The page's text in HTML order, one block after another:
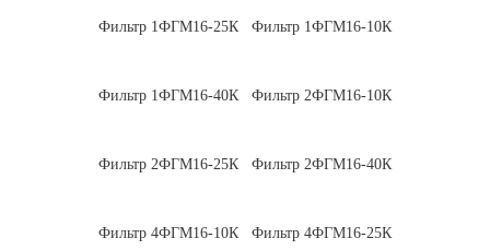
Фильтр 1ФГМ16-25К Фильтр 1ФГМ16-10К
Фильтр 1ФГМ16-40К Фильтр 2ФГМ16-10К
Фильтр 2ФГМ16-25К Фильтр 2ФГМ16-40К
Фильтр 4ФГМ16-10К Фильтр 4ФГМ16-25К